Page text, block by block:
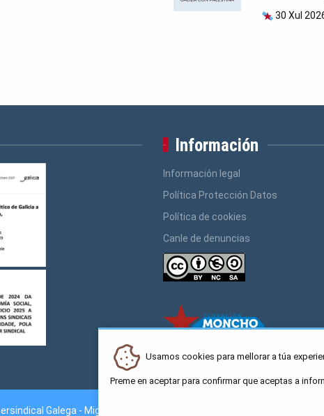
30 Xul
Información
Información legal
Política Protección Datos
Política de cookies
Canle de denuncias
Galega - Miguel Ferro Caaveiro 10, Santiago de Compostela
Usamos cookies para mellorar a túa
Preme en aceptar para confirmar que aceptas a